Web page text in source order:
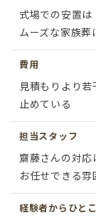
式場での安置
ムーズな家族葬
費用
見積もりより
止めている
担当スタッフ
齋藤さんの対応
お任せできる雰
経験者からひと